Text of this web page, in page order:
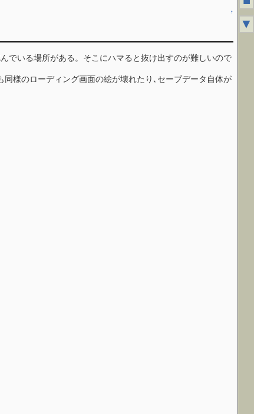
↑
でいる場所がある。そこにハマると抜け出すのが難しいので
様のローディング画面の絵が壊れたり､セーブデータ自体が
▼